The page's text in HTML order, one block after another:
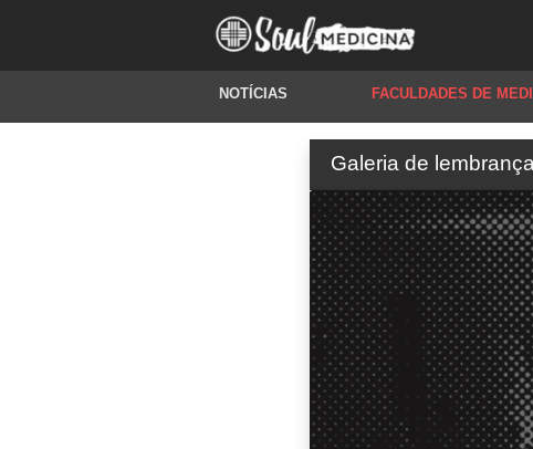
NOTÍCIAS FACULDADES DE
Galeria de